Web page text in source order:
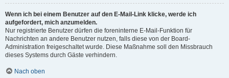
Wenn ich bei einem Benutzer auf den E-Mail-Link klicke, werde ich
aufgefordert, mich anzumelden.
Nur registrierte Benutzer dürfen die foreninterne E-Mail-Funktion für
Nachrichten an andere Benutzer nutzen, falls diese von der Board-
Administration freigeschaltet wurde. Diese Maßnahme soll den Missbrauch
dieses Systems durch Gäste verhindern.
Nach oben